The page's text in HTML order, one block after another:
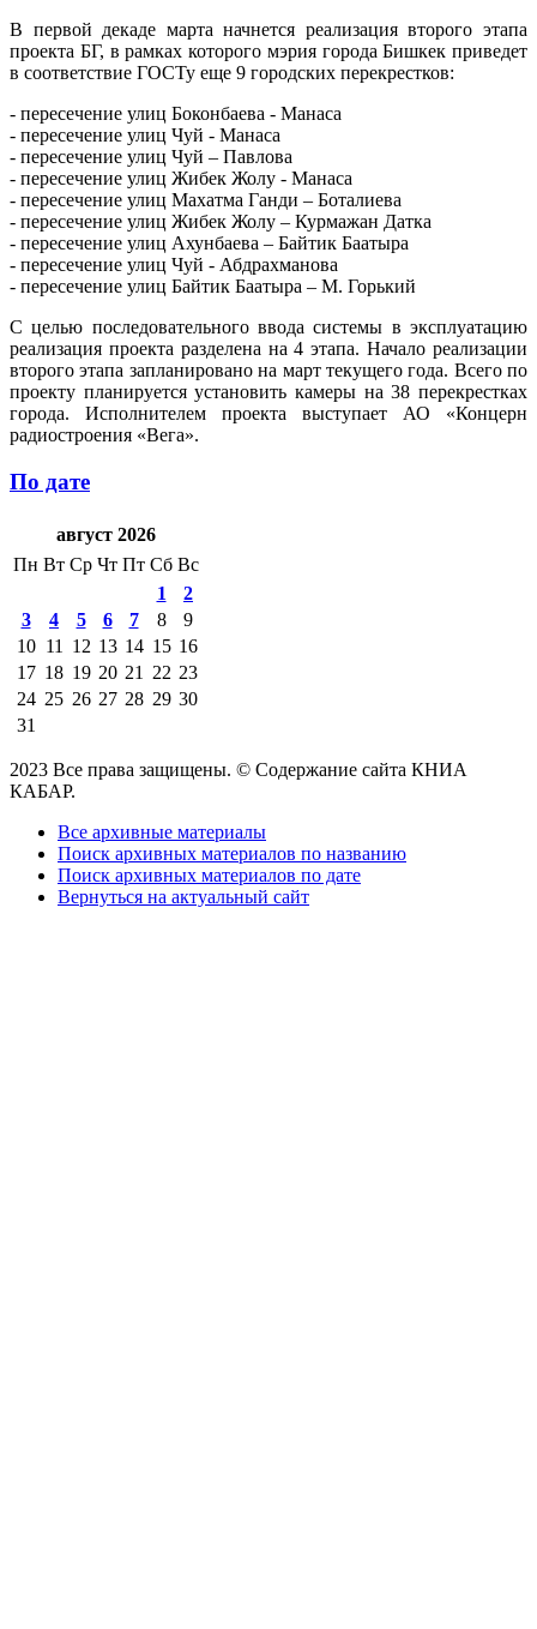
В первой декаде марта начнется реализация второго этапа
проекта БГ, в рамках которого мэрия города Бишкек приведет
в соответствие ГОСТу еще 9 городских перекрестков:
- пересечение улиц Боконбаева - Манаса
- пересечение улиц Чуй - Манаса
- пересечение улиц Чуй – Павлова
- пересечение улиц Жибек Жолу - Манаса
- пересечение улиц Махатма Ганди – Боталиева
- пересечение улиц Жибек Жолу – Курмажан Датка
- пересечение улиц Ахунбаева – Байтик Баатыра
- пересечение улиц Чуй - Абдрахманова
- пересечение улиц Байтик Баатыра – М. Горький
С целью последовательного ввода системы в эксплуатацию
реализация проекта разделена на 4 этапа. Начало реализации
второго этапа запланировано на март текущего года. Всего по
проекту планируется установить камеры на 38 перекрестках
города. Исполнителем проекта выступает АО «Концерн
радиостроения «Вега».
По дате
август 2026
Пн Вт Ср Чт Пт Сб Вс
1
2
3
4 5 6 7 8
9
10 11 12 13 14 15 16
17 18 19 20 21 22 23
24 25 26 27 28 29 30
31
2023 Все права защищены. © Содержание сайта КНИА
КАБАР.
Все архивные материалы
Поиск архивных материалов по названию
Поиск архивных материалов по дате
Вернуться на актуальный сайт